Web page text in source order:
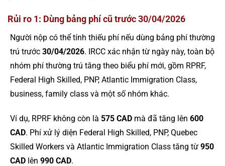
Rủi ro 1: Dùng bảng phí cũ trước 30/04/2026
Người nộp có thể tính thiếu phí nếu dùng bảng phí thường
trú trước 30/04/2026. IRCC xác nhận từ ngày này, toàn bộ
nhóm phí thường trú tăng theo biểu phí mới, gồm RPRF,
Federal High Skilled, PNP, Atlantic Immigration Class,
business, family class và một số nhóm khác.
Ví dụ, RPRF không còn là 575 CAD mà đã tăng lên 600
CAD. Phí xử lý diện Federal High Skilled, PNP, Quebec
Skilled Workers và Atlantic Immigration Class tăng từ 950
CAD lên 990 CAD.